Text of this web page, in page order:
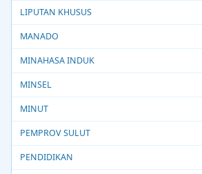
LIPUTAN KHUSUS
MANADO
MINAHASA INDUK
MINSEL
MINUT
PEMPROV SULUT
PENDIDIKAN